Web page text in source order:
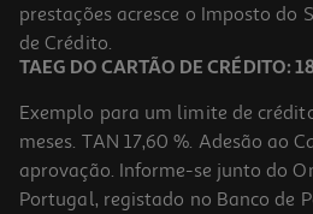
prestações acresce o Imposto do
de Crédito.
TAEG DO CARTÃO DE CRÉDITO:
Exemplo para um limite de
meses. TAN 17,60 %. Adesão ao
aprovação. Informe-se junto do
Portugal, registado no Banco de